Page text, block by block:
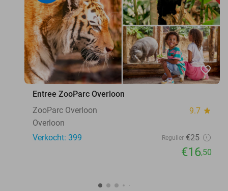
favorite_border
Entree ZooParc Overloon
ZooParc Overloon
9.7 star
Overloon
Verkocht: 399
Regulier €25
€16,50